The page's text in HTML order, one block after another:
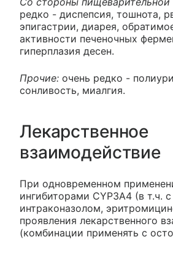
редко - диспепсия, тошнота,
эпигастрии, диарея,
активности печеночных
гиперплазия десен.
Прочие: очень редко -
сонливость, миалгия.
Лекарственное
взаимодействие
При одновременном
ингибиторами CYP3A4 (в т.ч.
интраконазолом,
проявления лекарственного
(комбинации применять с